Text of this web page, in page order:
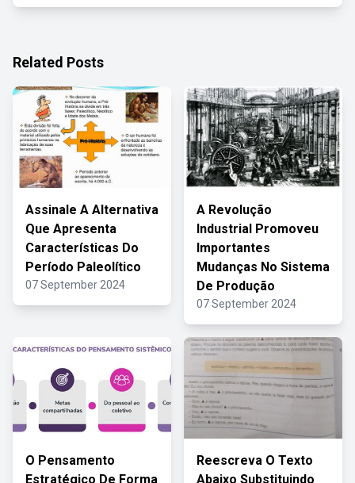
Related Posts
Assinale A Alternativa
Que Apresenta
Características Do
Período Paleolítico
07 September 2024
A Revolução
Industrial Promoveu
Importantes
Mudanças No Sistema
De Produção
07 September 2024
O Pensamento
Estratégico De Forma
Reescreva O Texto
Abaixo Substituindo